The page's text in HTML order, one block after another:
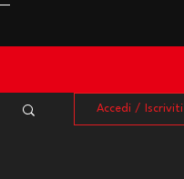
Accedi / Iscriviti